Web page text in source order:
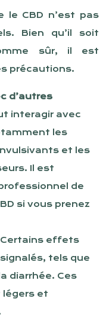
CBD n’est pas
Bien qu’il soit
sûr, il est
précautions.
d’autres
interagir avec
les
et les
Il est
de
si vous prenez
Certains effets
tels que
diarrhée. Ces
et